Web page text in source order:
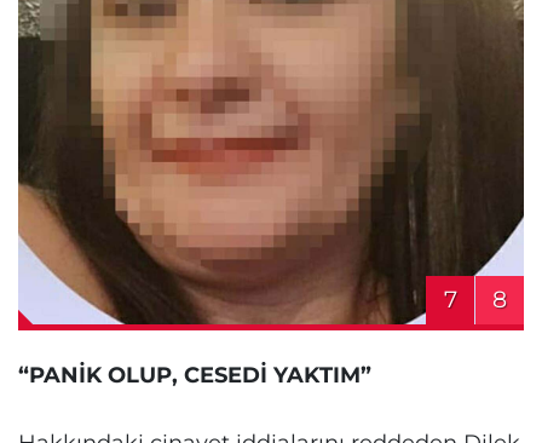
7 8
“PANİK OLUP, CESEDİ YAKTIM”